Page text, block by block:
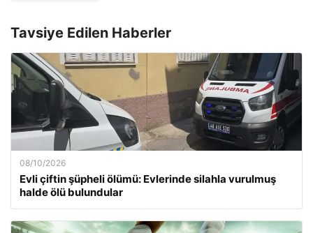
Tavsiye Edilen Haberler
08/10/2026
Evli çiftin şüpheli ölümü: Evlerinde silahla vurulmuş
halde ölü bulundular